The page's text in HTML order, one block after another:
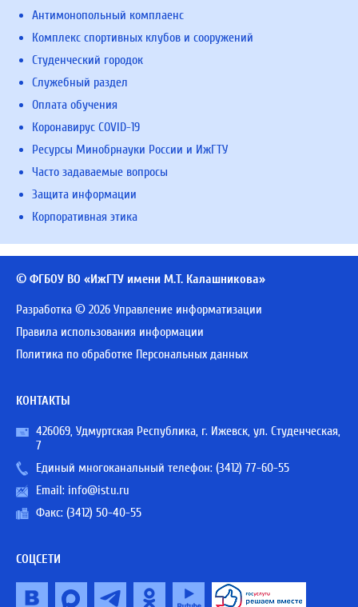
Антимонопольный комплаенс
Комплекс спортивных клубов и сооружений
Студенческий городок
Служебный раздел
Оплата обучения
Коронавирус COVID-19
Ресурсы Минобрнауки России и ИжГТУ
Часто задаваемые вопросы
Защита информации
Корпоративная этика
© ФГБОУ ВО «ИжГТУ имени М.Т. Калашникова»
Разработка © 2026 Управление информатизации
Правила использования информации
Политика по обработке Персональных данных
КОНТАКТЫ
426069, Удмуртская Республика, г. Ижевск, ул. Студенческая,
7
Единый многоканальный телефон: (3412) 77-60-55
Email: info@istu.ru
Факс: (3412) 50-40-55
СОЦСЕТИ